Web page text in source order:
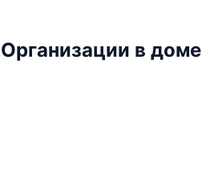
Организации в доме